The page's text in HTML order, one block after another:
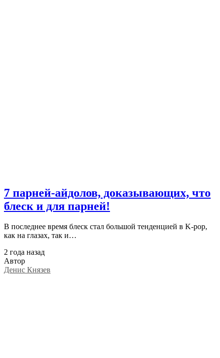
7 парней-айдолов, доказывающих, что
блеск и для парней!
В последнее время блеск стал большой тенденцией в K-pop,
как на глазах, так и…
2 года назад
Автор
Денис Князев